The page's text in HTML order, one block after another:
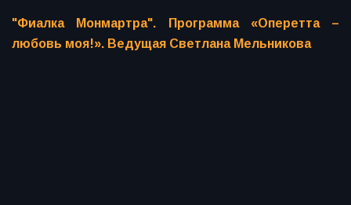
"Фиалка Монмартра". Программа «Оперетта –
любовь моя!». Ведущая Светлана Мельникова